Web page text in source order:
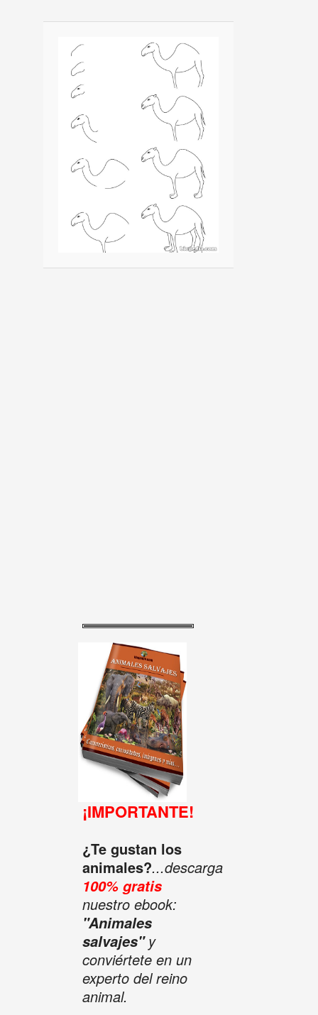
¡IMPORTANTE!
¿Te gustan los
animales?...descarga
100% gratis
nuestro ebook:
"Animales
salvajes"y
conviértete en un
experto del reino
animal.